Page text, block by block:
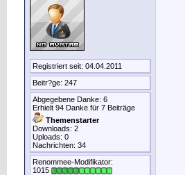
Registriert seit: 04.04.2011
Beitr?ge: 247
Abgegebene Danke: 6
Erhielt 94 Danke für 7 Beiträge
Themenstarter
Downloads: 2
Uploads: 0
Nachrichten: 34
Renommee-Modifikator:
1015